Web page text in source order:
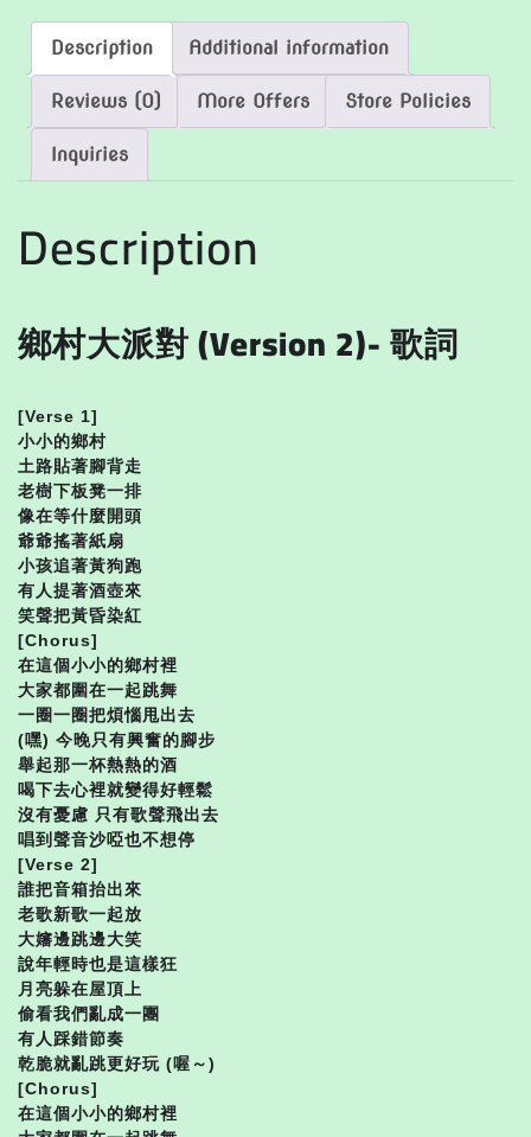
Description Additional information
Reviews (0) More Offers Store Policies
Inquiries
Description
鄉村大派對 (Version 2)- 歌詞
[Verse 1]
小小的鄉村
土路貼著腳背走
老樹下板凳一排
像在等什麼開頭
爺爺搖著紙扇
小孩追著黃狗跑
有人提著酒壺來
笑聲把黃昏染紅
[Chorus]
在這個小小的鄉村裡
大家都圍在一起跳舞
一圈一圈把煩惱甩出去
(嘿) 今晚只有興奮的腳步
舉起那一杯熱熱的酒
喝下去心裡就變得好輕鬆
沒有憂慮 只有歌聲飛出去
唱到聲音沙啞也不想停
[Verse 2]
誰把音箱抬出來
老歌新歌一起放
大嬸邊跳邊大笑
說年輕時也是這樣狂
月亮躲在屋頂上
偷看我們亂成一團
有人踩錯節奏
乾脆就亂跳更好玩 (喔～)
[Chorus]
在這個小小的鄉村裡